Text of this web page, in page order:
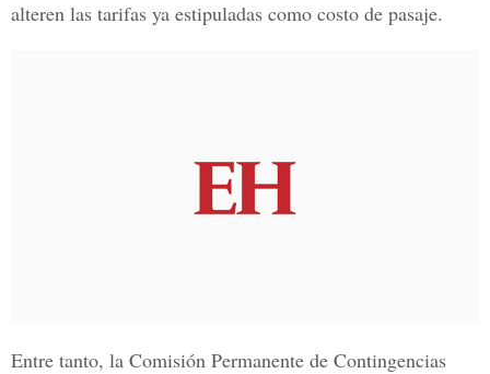
alteren las tarifas ya estipuladas como costo de pasaje.
Entre tanto, la Comisión Permanente de Contingencias